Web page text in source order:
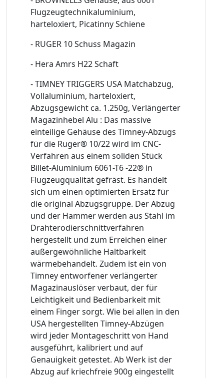
Flugzeugtechnikaluminium,
harteloxiert, Picatinny Schiene
- RUGER 10 Schuss Magazin
- Hera Amrs H22 Schaft
- TIMNEY TRIGGERS USA Matchabzug,
Vollaluminium, harteloxiert,
Abzugsgewicht ca. 1.250g, Verlängerter
Magazinhebel Alu : Das massive
einteilige Gehäuse des Timney-Abzugs
für die Ruger® 10/22 wird im CNC-
Verfahren aus einem soliden Stück
Billet-Aluminium 6061-T6 -22® in
Flugzeugqualität gefräst. Es handelt
sich um einen optimierten Ersatz für
die original Abzugsgruppe. Der Abzug
und der Hammer werden aus Stahl im
Drahterodierschnittverfahren
hergestellt und zum Erreichen einer
außergewöhnliche Haltbarkeit
wärmebehandelt. Zudem ist ein von
Timney entworfener verlängerter
Magazinauslöser verbaut, der für
Leichtigkeit und Bedienbarkeit mit
einem Finger sorgt. Wie bei allen in den
USA hergestellten Timney-Abzügen
wird jeder Montageschritt von Hand
ausgeführt, kalibriert und auf
Genauigkeit getestet. Ab Werk ist der
Abzug auf kriechfreie 900g eingestellt